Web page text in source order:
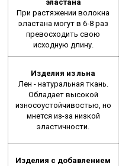
эластана
При растяжении волокна
эластана могут в 6-8 раз
превосходить свою
исходную длину.
Изделия из льна
Лен - натуральная ткань.
Обладает высокой
износоустойчивостью, но
мнется из-за низкой
эластичности.
Изделия с добавлением